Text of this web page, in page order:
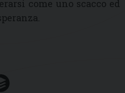
come uno scacco ed